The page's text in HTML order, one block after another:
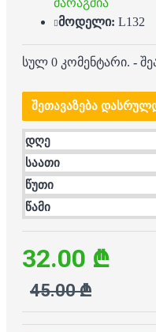
მოდელი: L132
სულ 0 კომენტარი. -
ᲨᲔᲗᲐᲕᲐᲖᲔᲑᲐ
დღე
საათი
წუთი
წამი
32.00 ₾
45.00 ₾